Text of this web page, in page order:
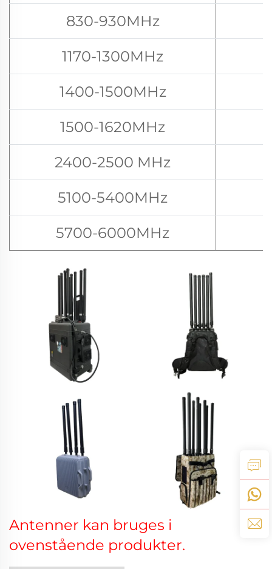
830-930MHz
1170-1300MHz
1400-1500MHz
1500-1620MHz
2400-2500 MHz
5100-5400MHz
5700-6000MHz
Antenner kan bruges i
ovenstående produkter.